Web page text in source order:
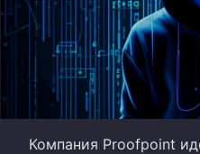
Компания Proofpoint